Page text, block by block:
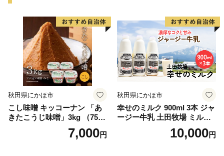
秋田県にかほ市
こし味噌 キッコーナン 「あ
きたこうじ味噌」3kg （750g
×4） 【 みそ 味噌 小分け カ
ップ 麹味噌 調味料 大豆 味噌
7,000円
秋田県にかほ市
幸せのミルク 900ml 3本 ジャ
ージー牛乳 土田牧場 ミルク
牛乳 低温殺菌牛乳 健康 栄養
豊富 冷蔵 秋田 秋田県 にかほ
10,000円